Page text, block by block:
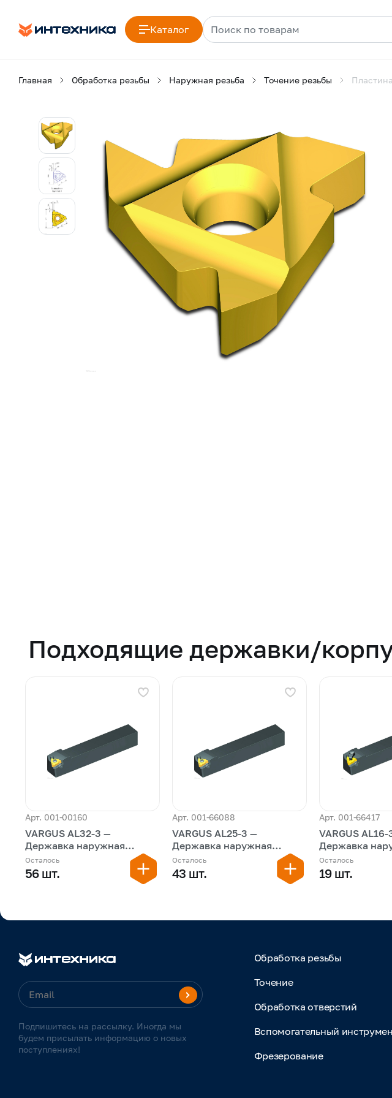
Каталог
Главная Обработка резьбы Наружная резьба Точение резьбы
Подходящие державки/
Арт. 001-00160
VARGUS AL32-3 —
Державка наружная
резьбовая
Осталось
56 шт.
Арт. 001-66088
VARGUS AL25-3 —
Державка наружная
резьбовая
Осталось
43 шт.
Арт. 001-66417
VARGUS AL16-
Державка
резьбовая
Осталось
19 шт.
Подпишитесь на рассылку. Иногда мы
будем присылать информацию о новых
поступлениях!
Обработка резьбы
Точение
Обработка отверстий
Вспомогательный
Фрезерование